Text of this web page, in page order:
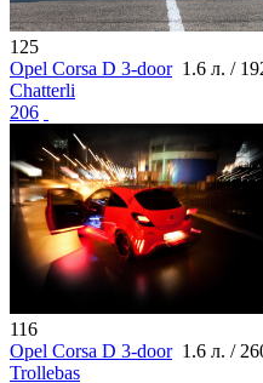
125
Opel Corsa D 3-door 1.6 л. /
Chatterli
206
116
Opel Corsa D 3-door 1.6 л. /
Trollebas